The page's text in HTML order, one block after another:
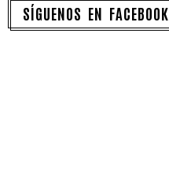
SÍGUENOS EN FACEBOOK